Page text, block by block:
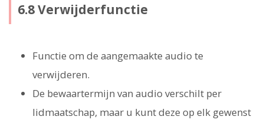
6.8 Verwijderfunctie
Functie om de aangemaakte audio te
verwijderen.
De bewaartermijn van audio verschilt per
lidmaatschap, maar u kunt deze op elk gewenst